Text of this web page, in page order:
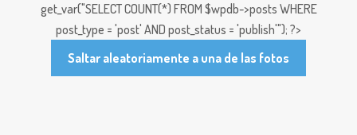
get_var("SELECT COUNT(*) FROM $wpdb->posts WHERE
post_type = 'post' AND post_status = 'publish'"); ?>
Saltar aleatoriamente a una de las fotos